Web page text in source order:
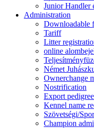
Junior Handler
Administration
Downloadable
Tariff
Litter
online
Német
Ownerchange
Nostrification
Export
Kennel name
Szövetségi/
Champion